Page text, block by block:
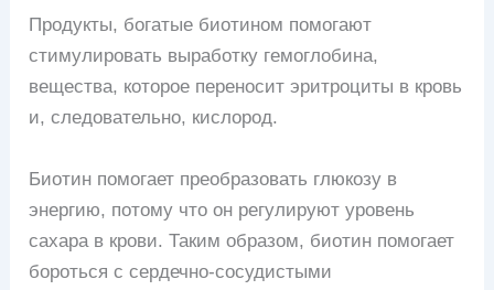
Продукты, богатые биотином помогают
стимулировать выработку гемоглобина,
вещества, которое переносит эритроциты в кровь
и, следовательно, кислород.
Биотин помогает преобразовать глюкозу в
энергию, потому что он регулируют уровень
сахара в крови. Таким образом, биотин помогает
бороться с сердечно-сосудистыми